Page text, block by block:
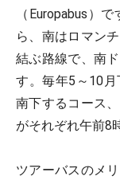
（Europabus）
ら、南はロマン
結ぶ路線で、南
す。毎年5～10
南下するコース
がそれぞれ午前8
ツアーバスのメ